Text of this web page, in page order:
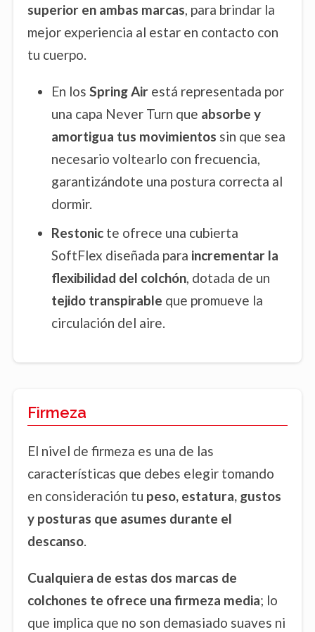
superior en ambas marcas , para brindar la
mejor experiencia al estar en contacto con
tu cuerpo.
En los Spring Air está representada por
una capa Never Turn que absorbe y
amortigua tus movimientos sin que sea
necesario voltearlo con frecuencia,
garantizándote una postura correcta al
dormir.
Restonic te ofrece una cubierta
SoftFlex diseñada para incrementar la
flexibilidad del colchón, dotada de un
tejido transpirable que promueve la
circulación del aire.
Firmeza
El nivel de firmeza es una de las
características que debes elegir tomando
en consideración tu peso, estatura, gustos
y posturas que asumes durante el
descanso.
Cualquiera de estas dos marcas de
colchones te ofrece una firmeza media; lo
que implica que no son demasiado suaves ni